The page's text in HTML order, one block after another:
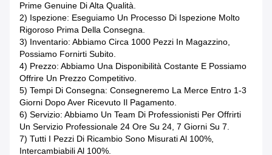
Prime Genuine Di Alta Qualità.
2) Ispezione: Eseguiamo Un Processo Di Ispezione Molto
Rigoroso Prima Della Consegna.
3) Inventario: Abbiamo Circa 1000 Pezzi In Magazzino,
Possiamo Fornirti Subito.
4) Prezzo: Abbiamo Una Disponibilità Costante E Possiamo
Offrire Un Prezzo Competitivo.
5) Tempi Di Consegna: Consegneremo La Merce Entro 1-3
Giorni Dopo Aver Ricevuto Il Pagamento.
6) Servizio: Abbiamo Un Team Di Professionisti Per Offrirti
Un Servizio Professionale 24 Ore Su 24, 7 Giorni Su 7.
7) Tutti I Pezzi Di Ricambio Sono Misurati Al 100%,
Intercambiabili Al 100%.